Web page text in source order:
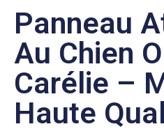
Panneau
Au Chien
Carélie –
Haute